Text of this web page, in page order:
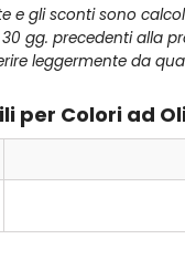
e gli sconti sono
gg. precedenti alla
leggermente da
per Colori ad